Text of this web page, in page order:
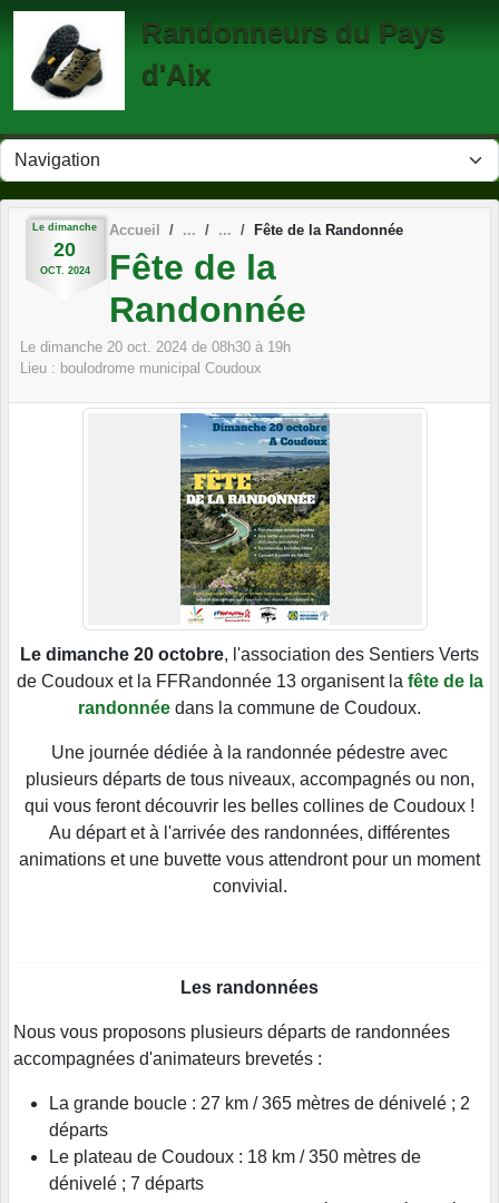
Randonneurs du Pays
d'Aix
Le dimanche
20
OCT. 2024
Accueil Fête de la Randonnée
Fête de la
Randonnée
Le dimanche 20 oct. 2024 de 08h30 à 19h
Lieu : boulodrome municipal Coudoux
Le dimanche 20 octobre, l'association des Sentiers Verts
de Coudoux et la FFRandonnée 13 organisent la fête de la
randonnée dans la commune de Coudoux.
Une journée dédiée à la randonnée pédestre avec
plusieurs départs de tous niveaux, accompagnés ou non,
qui vous feront découvrir les belles collines de Coudoux !
Au départ et à l'arrivée des randonnées, différentes
animations et une buvette vous attendront pour un moment
convivial.
Les randonnées
Nous vous proposons plusieurs départs de randonnées
accompagnées d'animateurs brevetés :
La grande boucle : 27 km / 365 mètres de dénivelé ; 2
départs
Le plateau de Coudoux : 18 km / 350 mètres de
dénivelé ; 7 départs
Panneau de gestion des cookies